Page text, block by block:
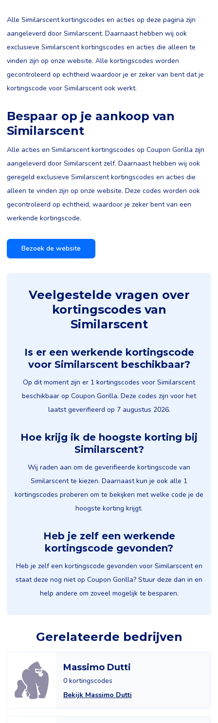
Alle Similarscent kortingscodes en acties op deze pagina zijn
aangeleverd door Similarscent. Daarnaast hebben wij ook
exclusieve Similarscent kortingscodes en acties die alleen te
vinden zijn op onze website. Alle kortingscodes worden
gecontroleerd op echtheid waardoor je er zeker van bent dat je
kortingscode voor Similarscent ook werkt.
Bespaar op je aankoop van
Similarscent
Alle acties en Similarscent kortingscodes op Coupon Gorilla zijn
aangeleverd door Similarscent zelf. Daarnaast hebben wij ook
geregeld exclusieve Similarscent kortingscodes en acties die
alleen te vinden zijn op onze website. Deze codes worden ook
gecontroleerd op echtheid, waardoor je zeker bent van een
werkende kortingscode.
Bezoek de website
Veelgestelde vragen over
kortingscodes van
Similarscent
Is er een werkende kortingscode
voor Similarscent beschikbaar?
Op dit moment zijn er 1 kortingscodes voor Similarscent
beschikbaar op Coupon Gorilla. Deze codes zijn voor het
laatst geverifieerd op 7 augustus 2026.
Hoe krijg ik de hoogste korting bij
Similarscent?
Wij raden aan om de geverifieerde kortingscode van
Similarscent te kiezen. Daarnaast kun je ook alle 1
kortingscodes proberen om te bekijken met welke code je de
hoogste korting krijgt.
Heb je zelf een werkende
kortingscode gevonden?
Heb je zelf een kortingscode gevonden voor Similarscent en
staat deze nog niet op Coupon Gorilla? Stuur deze dan in en
help andere om zoveel mogelijk te besparen.
Gerelateerde bedrijven
Massimo Dutti
0 kortingscodes
Bekijk Massimo Dutti